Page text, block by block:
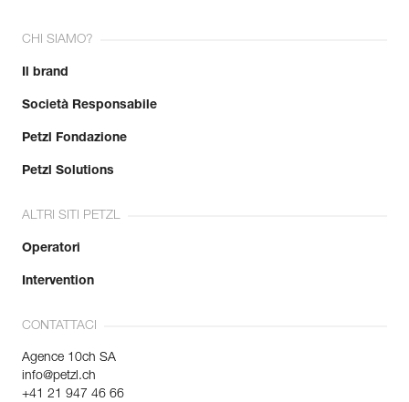
CHI SIAMO?
Il brand
Società Responsabile
Petzl Fondazione
Petzl Solutions
ALTRI SITI PETZL
Operatori
Intervention
CONTATTACI
Agence 10ch SA
info@petzl.ch
+41 21 947 46 66